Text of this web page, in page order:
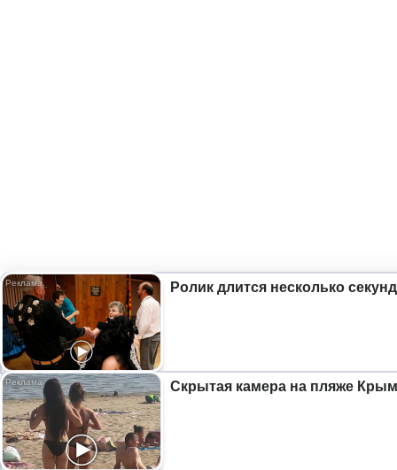
Ролик длится несколько
Скрытая камера на пляже